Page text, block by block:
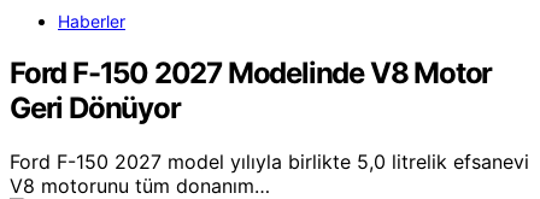
Haberler
Ford F-150 2027 Modelinde V8 Motor
Geri Dönüyor
Ford F-150 2027 model yılıyla birlikte 5,0 litrelik efsanevi
V8 motorunu tüm donanım…